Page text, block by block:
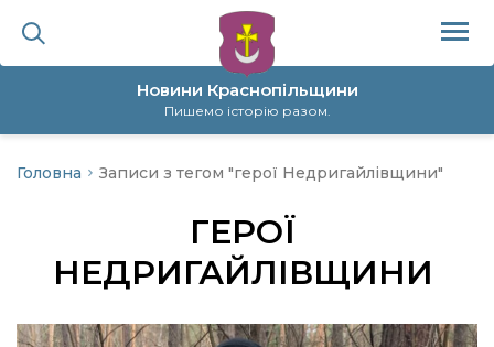
Новини Краснопільщини
Пишемо історію разом.
політика
Головна Записи з тегом "герої Недригайлівщини"
ГЕРОЇ
НЕДРИГАЙЛІВЩИНИ